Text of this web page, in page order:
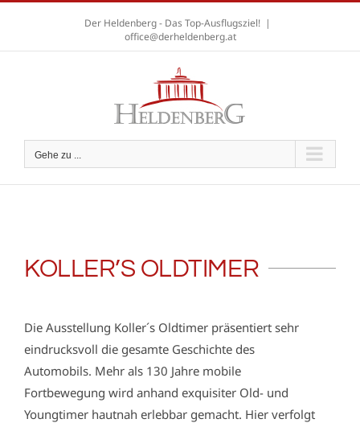
springen
Der Heldenberg - Das Top-Ausflugsziel! |
office@derheldenberg.at
A A A
Gehe zu ...
KOLLER’S OLDTIMER
Die Ausstellung Koller´s Oldtimer präsentiert sehr
eindrucksvoll die gesamte Geschichte des
Automobils. Mehr als 130 Jahre mobile
Fortbewegung wird anhand exquisiter Old- und
Youngtimer hautnah erlebbar gemacht. Hier verfolgt